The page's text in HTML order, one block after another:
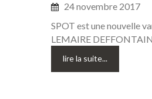
24 novembre 2017
SPOT est une nouvelle
LEMAIRE
lire la suite...